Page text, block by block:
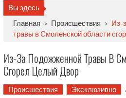
Вы здесь
Главная > Происшествия > Из-
травы в Смоленской области
Из-За Подожженной Травы В
Сгорел Целый Двор
Происшествия Эксклюзивно